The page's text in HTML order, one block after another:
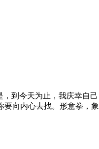
到今天为止，我庆幸自己
要向内心去找。形意拳，象